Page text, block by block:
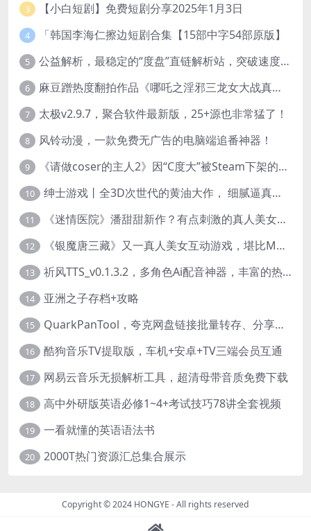
3 【小白短剧】免费短剧分享2025年1月3日
4 「韩国李海仁擦边短剧合集【15部中字54部原版】
5 公益解析，最稳定的“度盘”直链解析站，突破速度限制
6 麻豆蹭热度翻拍作品《哪吒之淫邪三龙女大战真阳魔童》 已上线
7 太极v2.9.7，聚合软件最新版，25+源也非常猛了！
8 风铃动漫，一款免费无广告的电脑端追番神器！
9 《请做coser的主人2》因“C度大”被Steam下架的真人美女互动游戏！
10 绅士游戏丨全3D次世代的黄油大作， 细腻逼真的双人互动狂想曲！
11 《迷情医院》潘甜甜新作？有点刺激的真人美女互动游戏
12 《银魔唐三藏》又一真人美女互动游戏，堪比M豆！
13 祈风TTS_v0.1.3.2，多角色Ai配音神器，丰富的热门音色
14 亚洲之子存档+攻略
15 QuarkPanTool，夸克网盘链接批量转存、分享和下载工具
16 酷狗音乐TV提取版，车机+安卓+TV三端会员互通
17 网易云音乐无损解析工具，超清母带音质免费下载
18 高中外研版英语必修1~4+考试技巧78讲全套视频
19 一看就懂的英语语法书
20 2000T热门资源汇总集合展示
Copyright © 2024 HONGYE - All rights reserved